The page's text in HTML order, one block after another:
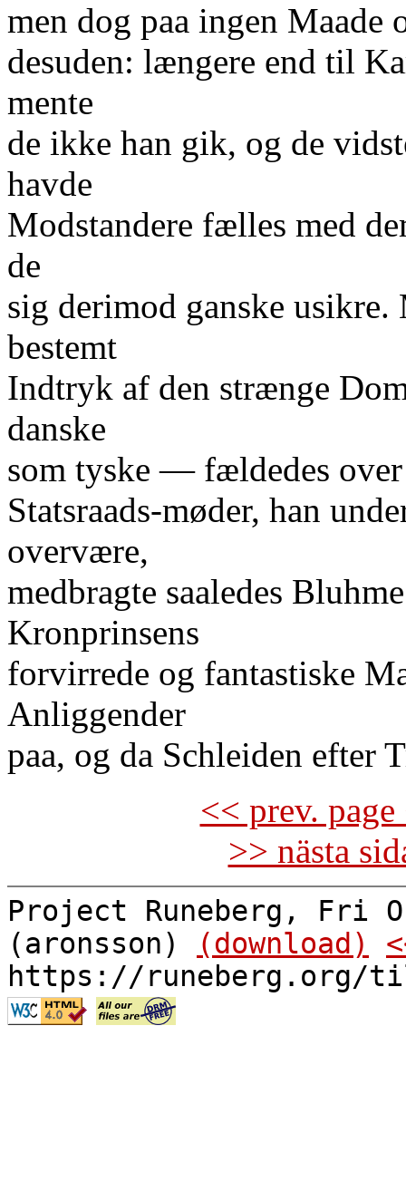
men dog paa ingen Maade
desuden: længere end til
mente
de ikke han gik, og de
havde
Modstandere fælles med
de
sig derimod ganske
bestemt
Indtryk af den strænge
danske
som tyske — fældedes
Statsraads-møder, han
overvære,
medbragte saaledes
Kronprinsens
forvirrede og fantastiske
Anliggender
paa, og da Schleiden efter
<< prev.
>> nästa
Project Runeberg, Fri
(aronsson)
(download)
https://runeberg.org/